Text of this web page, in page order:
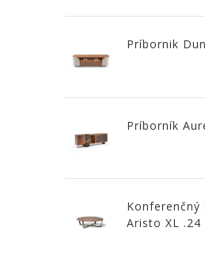
Design
Príbornik
Príborník
Konferenčný
Aristo XL .24